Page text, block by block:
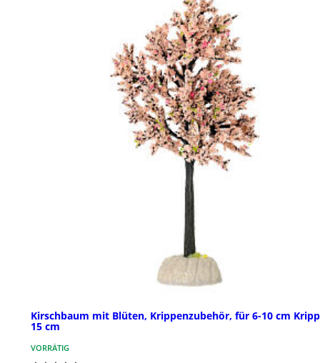
Kirschbaum mit Blüten, Krippenzubehör, für 6-10 cm
15 cm
VORRÄTIG